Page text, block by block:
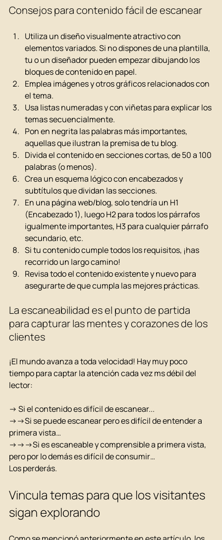
Consejos para contenido fácil de escanear
Utiliza un diseño visualmente atractivo con
elementos variados. Si no dispones de una plantilla,
tu o un diseñador pueden empezar dibujando los
bloques de contenido en papel.
Emplea imágenes y otros gráficos relacionados con
el tema.
Usa listas numeradas y con viñetas para explicar los
temas secuencialmente.
Pon en negrita las palabras más importantes,
aquellas que ilustran la premisa de tu blog.
Divida el contenido en secciones cortas, de 50 a 100
palabras (o menos).
Crea un esquema lógico con encabezados y
subtítulos que dividan las secciones.
En una página web/blog, solo tendría un H1
(Encabezado 1), luego H2 para todos los párrafos
igualmente importantes, H3 para cualquier párrafo
secundario, etc.
Si tu contenido cumple todos los requisitos, ¡has
recorrido un largo camino!
Revisa todo el contenido existente y nuevo para
asegurarte de que cumpla las mejores prácticas.
La escaneabilidad es el punto de partida
para capturar las mentes y corazones de los
clientes
¡El mundo avanza a toda velocidad! Hay muy poco
tiempo para captar la atención cada vez ms débil del
lector:
→ Si el contenido es difícil de escanear...
→→Si se puede escanear pero es difícil de entender a
primera vista…
→→→Si es escaneable y comprensible a primera vista,
pero por lo demás es difícil de consumir…
Los perderás.
Vincula temas para que los visitantes
sigan explorando